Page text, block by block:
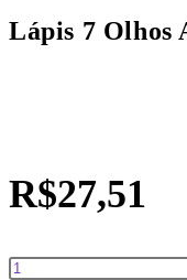
Lápis 7 Olhos
R$27,51
Lápis